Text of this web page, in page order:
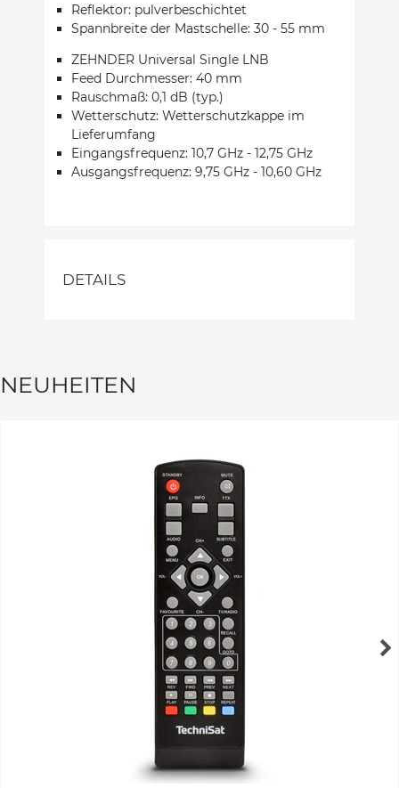
Reflektor: pulverbeschichtet
Spannbreite der Mastschelle: 30 - 55 mm
ZEHNDER Universal Single LNB
Feed Durchmesser: 40 mm
Rauschmaß: 0,1 dB (typ.)
Wetterschutz: Wetterschutzkappe im
Lieferumfang
Eingangsfrequenz: 10,7 GHz - 12,75 GHz
Ausgangsfrequenz: 9,75 GHz - 10,60 GHz
DETAILS
NEUHEITEN